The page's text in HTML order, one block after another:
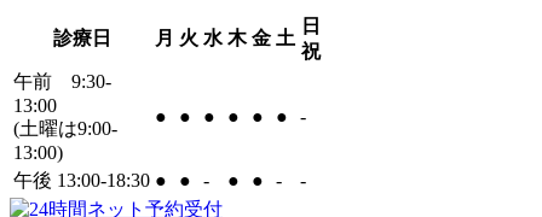
診療日 月 火 水 木 金 土
日
祝
午前 9:30-
13:00
(土曜は9:00-
13:00)
● ● ● ● ● ● -
午後 13:00-18:30 ● ● - ● ● - -